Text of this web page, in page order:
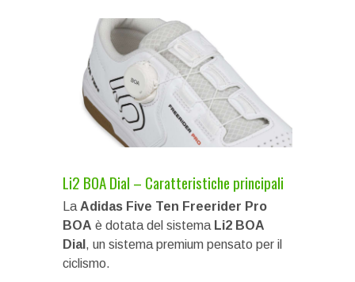
Li2 BOA Dial – Caratteristiche principali
La Adidas Five Ten Freerider Pro
BOA è dotata del sistema Li2 BOA
Dial , un sistema premium pensato per il
ciclismo.